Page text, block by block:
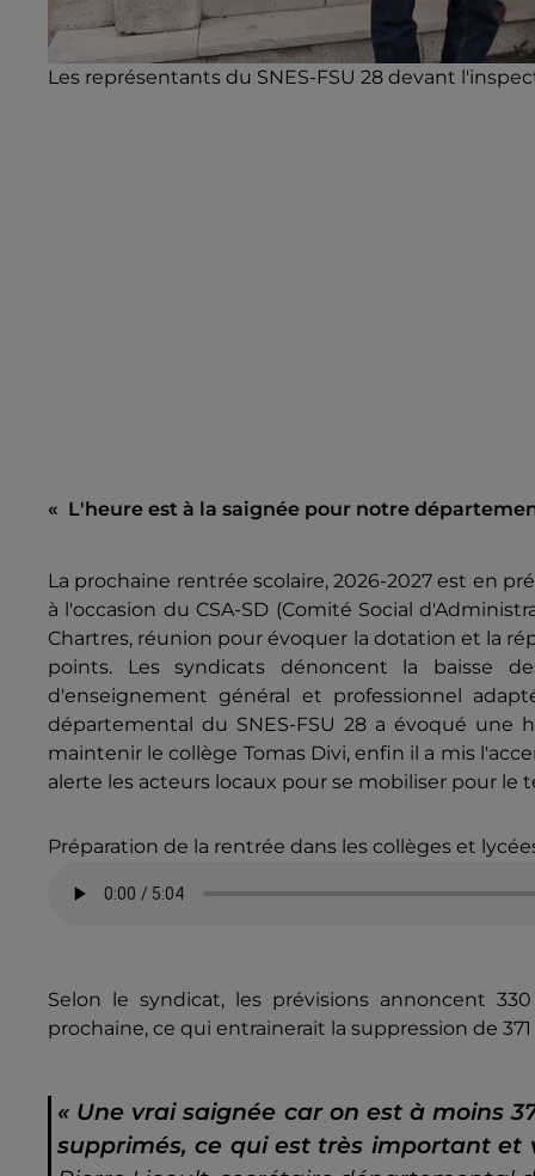
Les représentants du SNES-FSU 28 devant
« L'heure est à la saignée pour notre
La prochaine rentrée scolaire, 2026-2027 est en
à l'occasion du CSA-SD (Comité Social
Chartres, réunion pour évoquer la dotation et la
points. Les syndicats dénoncent la baisse
d'enseignement général et professionnel
départemental du SNES-FSU 28 a évoqué
maintenir le collège Tomas Divi, enfin il a mis
alerte les acteurs locaux pour se mobiliser pour le
Préparation de la rentrée dans les collèges et
Selon le syndicat, les prévisions annoncent
prochaine, ce qui entrainerait la suppression de
« Une vrai saignée car on est à moins
supprimés, ce qui est très important et